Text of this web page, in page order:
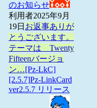
のお知らせ
利用者2025年9月
19日 お返事ありが
とうございます。
テーマは Twenty
Fifteenバージョ
ン…[Pz-LkC]
[2.5.7]Pz-LinkCard
ver2.5.7 リリース